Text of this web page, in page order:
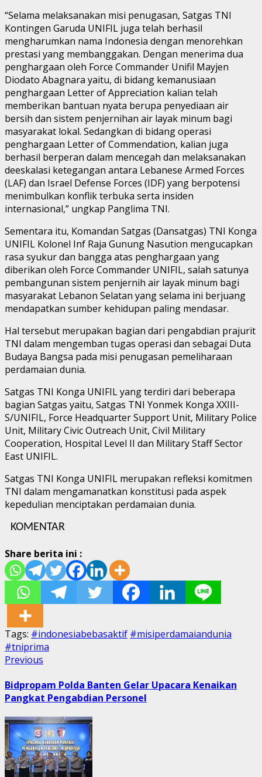
“Selama melaksanakan misi penugasan, Satgas TNI
Kontingen Garuda UNIFIL juga telah berhasil
mengharumkan nama Indonesia dengan menorehkan
prestasi yang membanggakan. Dengan menerima dua
penghargaan oleh Force Commander Unifil Mayjen
Diodato Abagnara yaitu, di bidang kemanusiaan
penghargaan Letter of Appreciation kalian telah
memberikan bantuan nyata berupa penyediaan air
bersih dan sistem penjernihan air layak minum bagi
masyarakat lokal. Sedangkan di bidang operasi
penghargaan Letter of Commendation, kalian juga
berhasil berperan dalam mencegah dan melaksanakan
deeskalasi ketegangan antara Lebanese Armed Forces
(LAF) dan Israel Defense Forces (IDF) yang berpotensi
menimbulkan konflik terbuka serta insiden
internasional,” ungkap Panglima TNI.
Sementara itu, Komandan Satgas (Dansatgas) TNI Konga
UNIFIL Kolonel Inf Raja Gunung Nasution mengucapkan
rasa syukur dan bangga atas penghargaan yang
diberikan oleh Force Commander UNIFIL, salah satunya
pembangunan sistem penjernih air layak minum bagi
masyarakat Lebanon Selatan yang selama ini berjuang
mendapatkan sumber kehidupan paling mendasar.
Hal tersebut merupakan bagian dari pengabdian prajurit
TNI dalam mengemban tugas operasi dan sebagai Duta
Budaya Bangsa pada misi penugasan pemeliharaan
perdamaian dunia.
Satgas TNI Konga UNIFIL yang terdiri dari beberapa
bagian Satgas yaitu, Satgas TNI Yonmek Konga XXIII-
S/UNIFIL, Force Headquarter Support Unit, Military Police
Unit, Military Civic Outreach Unit, Civil Military
Cooperation, Hospital Level II dan Military Staff Sector
East UNIFIL.
Satgas TNI Konga UNIFIL merupakan refleksi komitmen
TNI dalam mengamanatkan konstitusi pada aspek
kepedulian menciptakan perdamaian dunia.
KOMENTAR
Share berita ini :
Tags: #indonesiabebasaktif #misiperdamaiandunia
#tniprima
Post
navigation
Previous
Bidpropam Polda Banten Gelar Upacara Kenaikan
Pangkat Pengabdian Personel